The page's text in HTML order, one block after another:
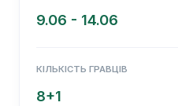
9.06 - 14.06
КІЛЬКІСТЬ ГРАВЦІВ
8+1